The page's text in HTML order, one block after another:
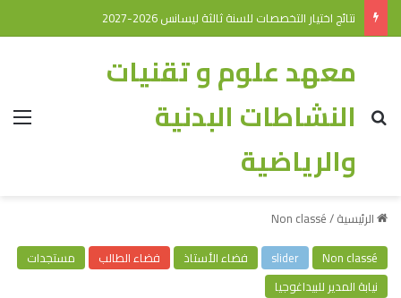
نتائج اختيار التخصصات للسنة ثالثة ليسانس 2026-2027
معهد علوم و تقنيات
النشاطات البدنية
والرياضية
الرئيسية/
Non classé
Non classé
slider فضاء الأستاذ فضاء الطالب
مستجدات
نيابة المدير للبيداغوجيا